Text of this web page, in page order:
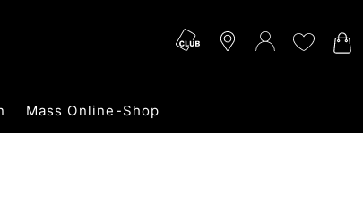
Mass Online-Shop